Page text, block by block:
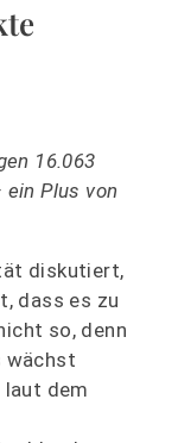
16.063
Plus von
diskutiert,
dass es zu
so, denn
wächst
laut dem